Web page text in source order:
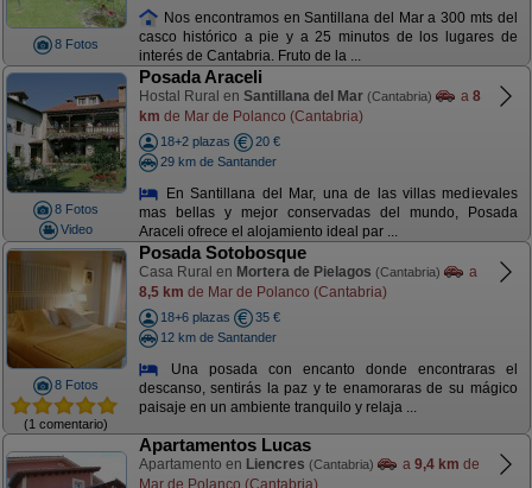
8 Fotos
Nos encontramos en Santillana del Mar a 300 mts del
casco histórico a pie y a 25 minutos de los lugares de
interés de Cantabria. Fruto de la ...
8 Fotos
Video
Posada Araceli
Hostal Rural en Santillana del Mar (Cantabria) a 8
km de Mar de Polanco (Cantabria)
18+2 plazas
20 €
29 km de Santander
En Santillana del Mar, una de las villas medievales
mas bellas y mejor conservadas del mundo, Posada
Araceli ofrece el alojamiento ideal par ...
8 Fotos
(1 comentario)
Posada Sotobosque
Casa Rural en Mortera de Pielagos (Cantabria)
a
8,5 km de Mar de Polanco (Cantabria)
18+6 plazas
35 €
12 km de Santander
Una posada con encanto donde encontraras el
descanso, sentirás la paz y te enamoraras de su mágico
paisaje en un ambiente tranquilo y relaja ...
Apartamentos Lucas
Apartamento en Liencres (Cantabria) a 9,4 km de
Mar de Polanco (Cantabria)